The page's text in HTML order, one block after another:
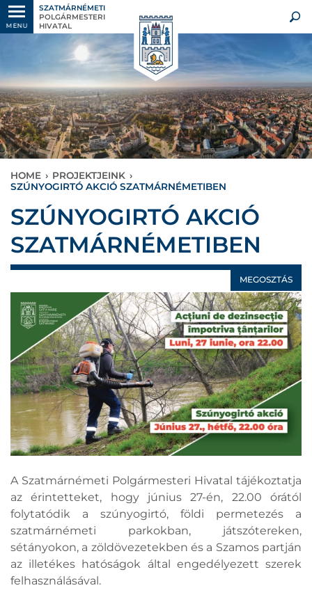
MENU
SZATMÁRNÉMETI
POLGÁRMESTERI
HIVATAL
HOME › PROJEKTJEINK ›
SZÚNYOGIRTÓ AKCIÓ SZATMÁRNÉMETIBEN
SZÚNYOGIRTÓ AKCIÓ
SZATMÁRNÉMETIBEN
MEGOSZTÁS
A Szatmárnémeti Polgármesteri Hivatal tájékoztatja
az érintetteket, hogy június 27-én, 22.00 órától
folytatódik a szúnyogirtó, földi permetezés a
szatmárnémeti parkokban, játszótereken,
sétányokon, a zöldövezetekben és a Szamos partján
az illetékes hatóságok által engedélyezett szerek
felhasználásával.